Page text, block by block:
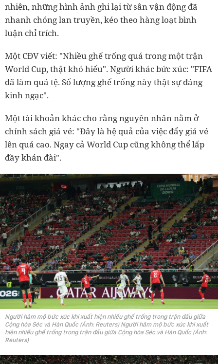
nhiên, những hình ảnh ghi lại từ sân vận động đã
nhanh chóng lan truyền, kéo theo hàng loạt bình
luận chỉ trích.
Một CĐV viết: "Nhiều ghế trống quá trong một trận
World Cup, thật khó hiểu". Người khác bức xúc: "FIFA
đã làm quá tệ. Số lượng ghế trống này thật sự đáng
kinh ngạc".
Một tài khoản khác cho rằng nguyên nhân nằm ở
chính sách giá vé: "Đây là hệ quả của việc đẩy giá vé
lên quá cao. Ngay cả World Cup cũng không thể lấp
đầy khán đài".
Người hâm mộ bức xúc khi xuất hiện nhiều ghế trống trong trận đấu giữa
Cộng hòa Séc và Hàn Quốc (Ảnh: Reuters) Người hâm mộ bức xúc khi xuất
hiện nhiều ghế trống trong trận đấu giữa Cộng hòa Séc và Hàn Quốc (Ảnh:
Reuters)